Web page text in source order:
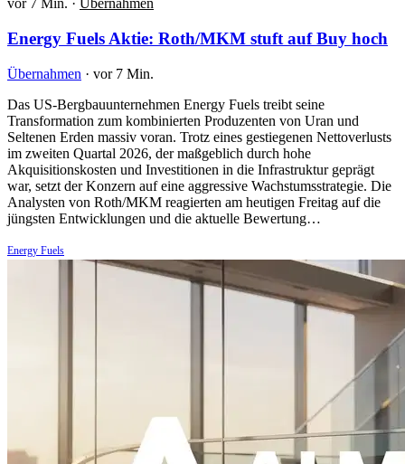
vor 7 Min. · Übernahmen
Energy Fuels Aktie: Roth/MKM stuft auf Buy hoch
Übernahmen · vor 7 Min.
Das US-Bergbauunternehmen Energy Fuels treibt seine
Transformation zum kombinierten Produzenten von Uran und
Seltenen Erden massiv voran. Trotz eines gestiegenen Nettoverlusts
im zweiten Quartal 2026, der maßgeblich durch hohe
Akquisitionskosten und Investitionen in die Infrastruktur geprägt
war, setzt der Konzern auf eine aggressive Wachstumsstrategie. Die
Analysten von Roth/MKM reagierten am heutigen Freitag auf die
jüngsten Entwicklungen und die aktuelle Bewertung…
Energy Fuels